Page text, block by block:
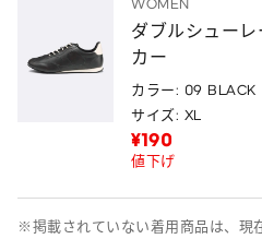
WOMEN
ダブルシュー
カー
カラー: 09 BLACK
サイズ: XL
¥190
値下げ
※掲載されていない着用商品は、現